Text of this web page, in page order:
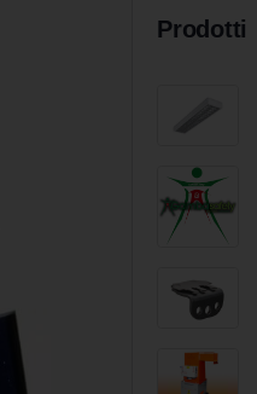
Prodotti